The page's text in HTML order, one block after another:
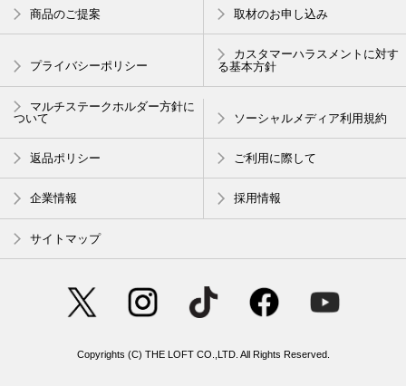
商品のご提案 取材のお申し込み
プライバシーポリシー
カスタマーハラスメントに対す
る基本方針
マルチステークホルダー方針に
ついて
ソーシャルメディア利用規約
返品ポリシー ご利用に際して
企業情報 採用情報
サイトマップ
Copyrights (C) THE LOFT CO.,LTD. All Rights Reserved.